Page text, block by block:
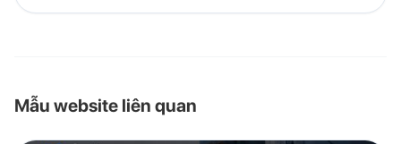
Mẫu website liên quan